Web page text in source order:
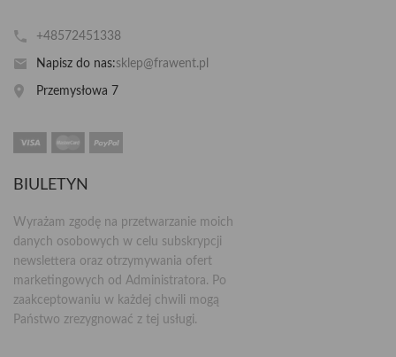
+48572451338
Napisz do nas:sklep@frawent.pl
Przemysłowa 7
BIULETYN
Wyrażam zgodę na przetwarzanie moich
danych osobowych w celu subskrypcji
newslettera oraz otrzymywania ofert
marketingowych od Administratora. Po
zaakceptowaniu w każdej chwili mogą
Państwo zrezygnować z tej usługi.